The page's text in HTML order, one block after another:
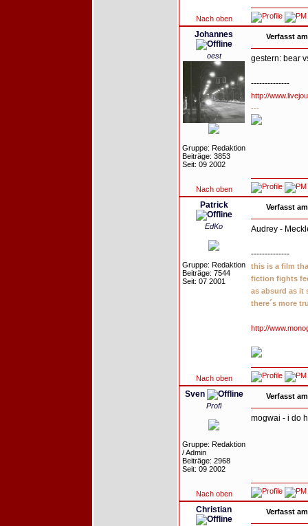
Nach oben
Johannes
oest
Gruppe: Redaktion
Beiträge: 3853
Seit: 09 2002
Verfasst
gestern: bear
--------------
http://
---
Nach oben
Patrick
EdKo
Gruppe: Redaktion
Beiträge: 7544
Seit: 07 2001
Verfasst
Audrey -
--------------
this is a film
fiction fights
as absurd as it
there´s more
http://
Nach oben
Sven
Profi
Gruppe: Redaktion
/ Admin
Beiträge: 2968
Seit: 09 2002
Verfasst
mogwai - i do
Nach oben
Christian Verfasst